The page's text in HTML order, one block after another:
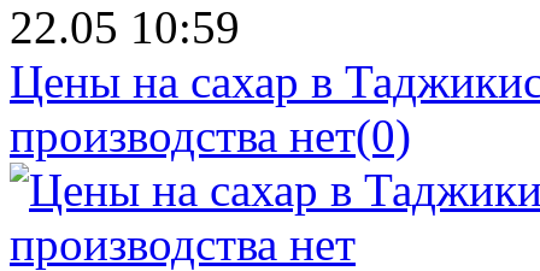
22.05 10:59
Цены на сахар в
производства нет(0)